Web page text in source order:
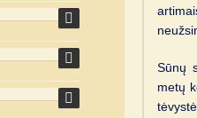
Sūnų
metų